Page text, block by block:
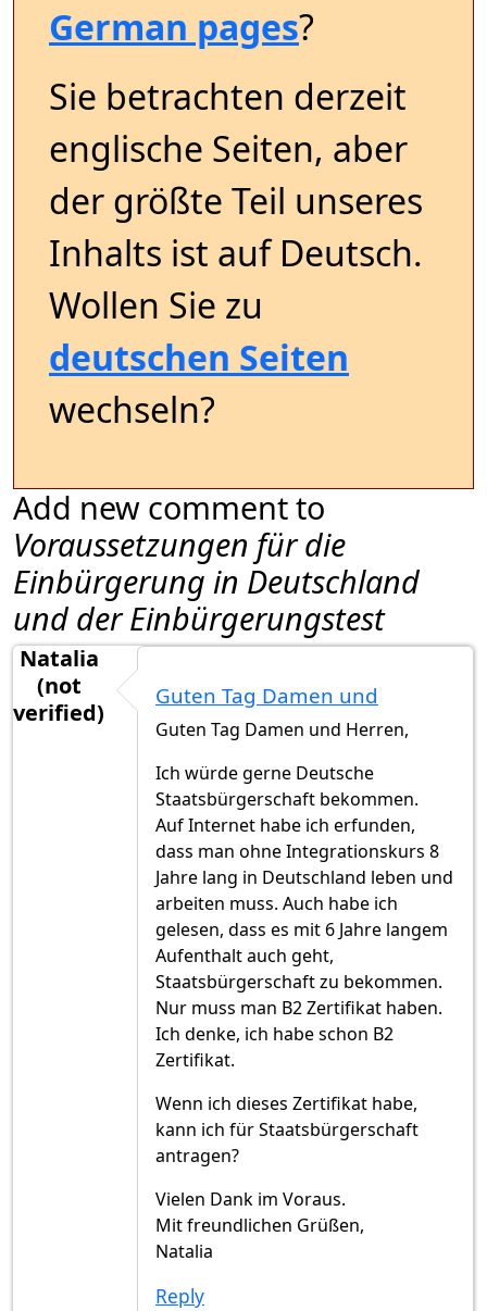
German pages?
Sie betrachten derzeit
englische Seiten, aber
der größte Teil unseres
Inhalts ist auf Deutsch.
Wollen Sie zu
deutschen Seiten
wechseln?
Add new comment to
Voraussetzungen für die
Einbürgerung in Deutschland
und der Einbürgerungstest
Natalia
(not
verified)
Guten Tag Damen und
Guten Tag Damen und Herren,
Ich würde gerne Deutsche
Staatsbürgerschaft bekommen.
Auf Internet habe ich erfunden,
dass man ohne Integrationskurs 8
Jahre lang in Deutschland leben und
arbeiten muss. Auch habe ich
gelesen, dass es mit 6 Jahre langem
Aufenthalt auch geht,
Staatsbürgerschaft zu bekommen.
Nur muss man B2 Zertifikat haben.
Ich denke, ich habe schon B2
Zertifikat.
Wenn ich dieses Zertifikat habe,
kann ich für Staatsbürgerschaft
antragen?
Vielen Dank im Voraus.
Mit freundlichen Grüßen,
Natalia
Reply